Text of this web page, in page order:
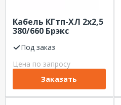
Кабель КГтп-ХЛ 2х2,5
380/660 Брэкс
Под заказ
Цена по запросу
Заказать